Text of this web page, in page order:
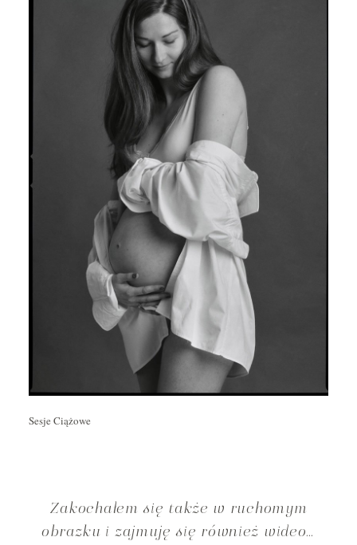
Sesje Ciążowe
Zakochałem się także w ruchomym
obrazku i zajmuję się również wideo…